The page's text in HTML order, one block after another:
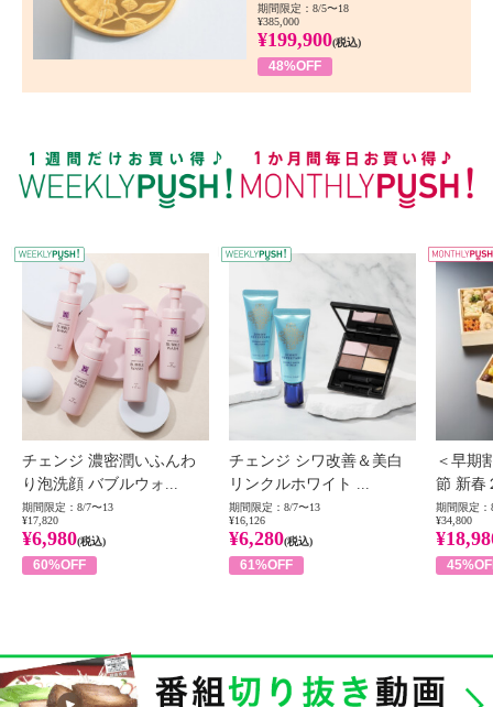
期間限定：8/5〜18
¥385,000
¥199,900(税込)
48%OFF
WEEKLY PUSH
チェンジ 濃密潤いふんわ
り泡洗顔 バブルウォ...
期間限定：8/7〜13
¥17,820
¥6,980(税込)
60%OFF
チェンジ シワ改善＆美白
リンクルホワイト ...
期間限定：8/7〜13
¥16,126
¥6,280(税込)
61%OFF
＜早期
節 新春
期間限定：
¥34,800